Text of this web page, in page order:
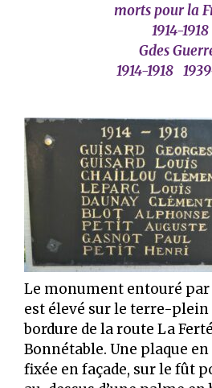
morts pour la
1914-1918
Gdes
1914-1918
Le monument entouré
est élevé sur le terre-plein
bordure de la route La
Bonnétable. Une plaque
fixée en façade, sur le fût